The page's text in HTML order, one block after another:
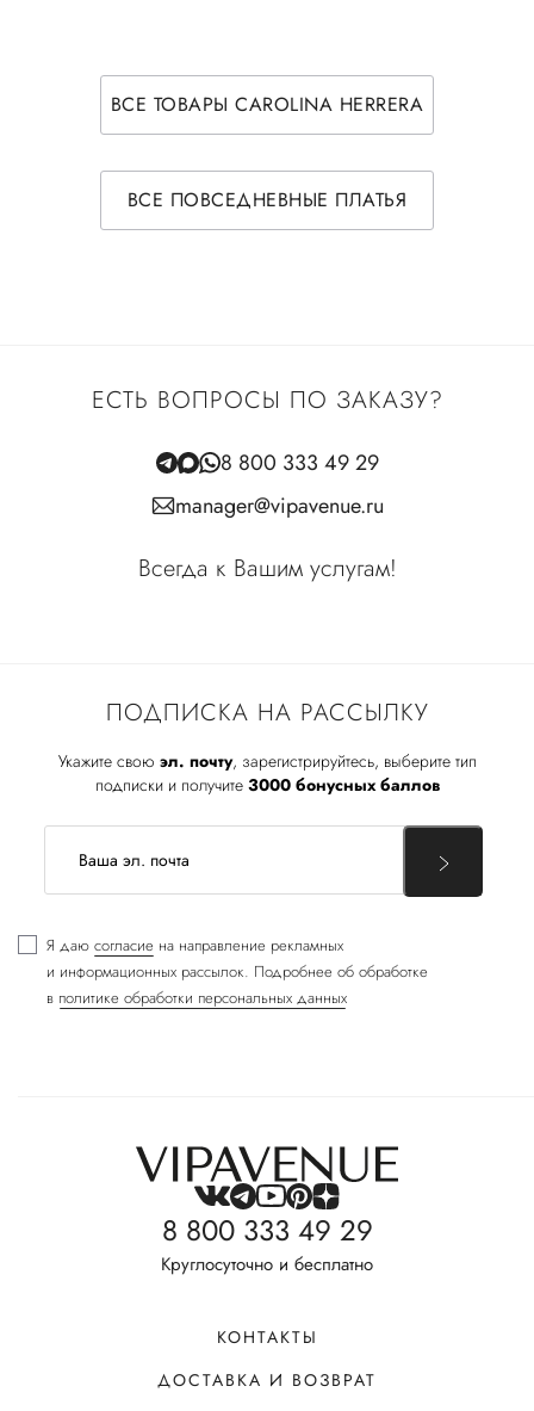
ВСЕ ТОВАРЫ CAROLINA HERRERA
ВСЕ ПОВСЕДНЕВНЫЕ ПЛАТЬЯ
ПОДПИСКА НА РАССЫЛКУ
Укажите свою эл. почту, зарегистрируйтесь, выберите тип
подписки и получите 3000 бонусных баллов
Я даю согласие на направление рекламных
и информационных рассылок. Подробнее об обработке
в политике обработки персональных данных
ЕСТЬ ВОПРОСЫ ПО ЗАКАЗУ?
8 800 333 49 29
manager@vipavenue.ru
Всегда к Вашим услугам!
8 800 333 49 29
Круглосуточно и бесплатно
КОНТАКТЫ
ДОСТАВКА И ВОЗВРАТ